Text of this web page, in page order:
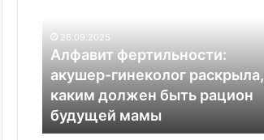
каким
должен
быть
рацион
будущей
мамы
26.09.2025
Алфавит фертильности:
акушер-гинеколог раскрыла,
каким должен быть рацион
будущей мамы